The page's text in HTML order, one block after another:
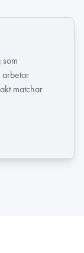
arbetar
matchar